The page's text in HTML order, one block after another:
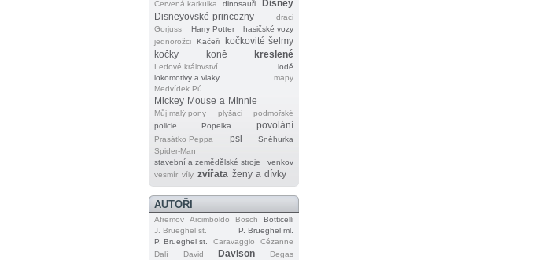
Červená karkulka
dinosauři
Disney
Disneyovské princezny
draci
Gorjuss
Harry Potter
hasičské vozy
jednorožci
Kačeři
kočkovité šelmy
kočky
koně kreslené
Ledové království
lodě
lokomotivy a vlaky
mapy
Medvídek Pú
Mickey Mouse a Minnie
Můj malý pony plyšáci
podmořské
policie
Popelka povolání
Prasátko Peppa psi
Sněhurka
Spider‐Man
stavební a zemědělské stroje
venkov
vesmír víly zvířata ženy a dívky
AUTOŘI
Afremov Arcimboldo Bosch
Botticelli
J. Brueghel st.
P. Brueghel ml.
P. Brueghel st.
Caravaggio
Cézanne
Dalí
David Davison
Degas